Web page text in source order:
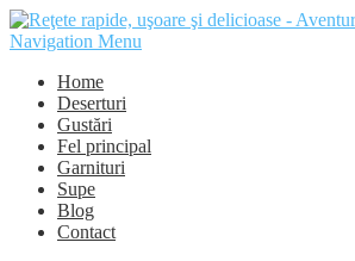
Navigation Menu
Home
Deserturi
Gustări
Fel principal
Garnituri
Supe
Blog
Contact